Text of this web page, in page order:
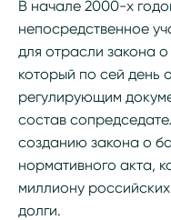
В начале 2000-х
непосредственное
для отрасли закона
который по сей день
регулирующим
состав
созданию закона о
нормативного акта,
миллиону
долги.